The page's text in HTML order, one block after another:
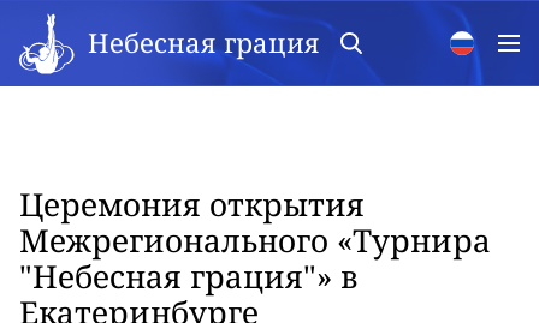
Небесная грация
Церемония открытия
Межрегионального «Турнира
"Небесная грация"» в
Екатеринбурге